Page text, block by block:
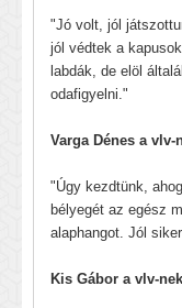
"Jó volt, jól
jól védtek a
labdák, de elöl
odafigyelni."
Varga Dénes a vlv-
"Úgy kezdtünk,
bélyegét az egész
alaphangot. Jól
Kis Gábor a vlv-